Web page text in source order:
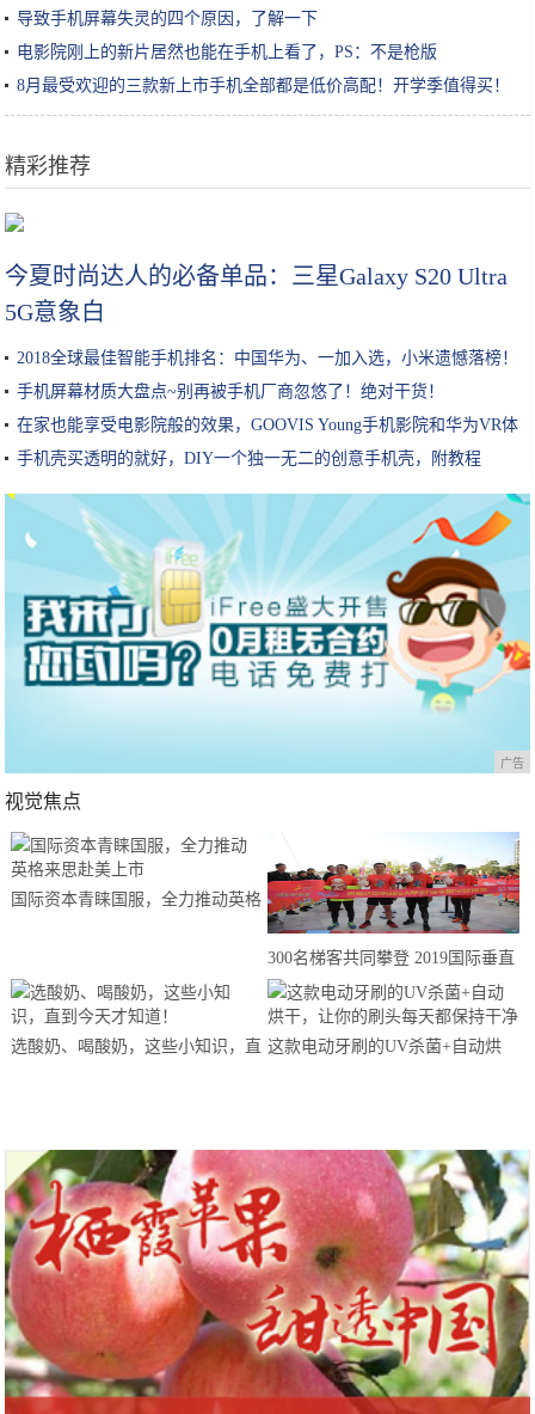
导致手机屏幕失灵的四个原因，了解一下
电影院刚上的新片居然也能在手机上看了，PS：不是枪版
8月最受欢迎的三款新上市手机全部都是低价高配！开学季值得买！
精彩推荐
今夏时尚达人的必备单品：三星Galaxy S20 Ultra
5G意象白
2018全球最佳智能手机排名：中国华为、一加入选，小米遗憾落榜！
手机屏幕材质大盘点~别再被手机厂商忽悠了！绝对干货！
在家也能享受电影院般的效果，GOOVIS Young手机影院和华为VR体
验
手机壳买透明的就好，DIY一个独一无二的创意手机壳，附教程
广告
视觉焦点
国际资本青睐国服，全力推动英格
300名梯客共同攀登 2019国际垂直
马拉松超级精英赛顺德海骏达中心
站欢乐开跑
选酸奶、喝酸奶，这些小知识，直 这款电动牙刷的UV杀菌+自动烘